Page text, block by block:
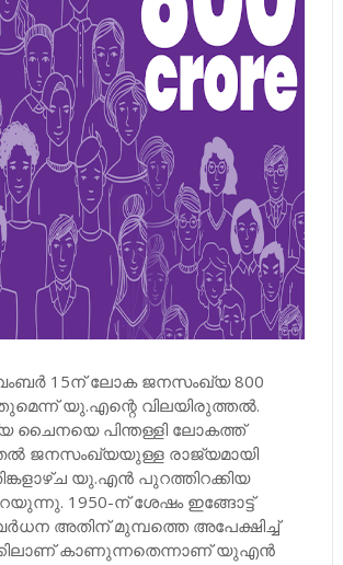
15ന് ലോക ജനസംഖ്യ 800
യു.എന്റെ വിലയിരുത്തല്‍.
ചൈനയെ പിന്തള്ളി ലോകത്ത്
ജനസംഖ്യയുള്ള രാജ്യമായി
യു.എന്‍ പുറത്തിറക്കിയ
പറയുന്നു. 1950-ന് ശേഷം ഇങ്ങോട്ട്
അതിന് മുമ്പത്തെ അപേക്ഷിച്ച്
കാണുന്നതെന്നാണ് യുഎന്‍